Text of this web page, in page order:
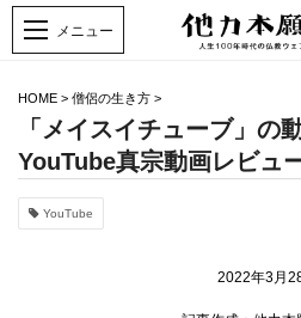
HOME > 僧侶の生き方 >
「メイスイチューブ」の
YouTube真宗動画レビュ
YouTube
2022年3月